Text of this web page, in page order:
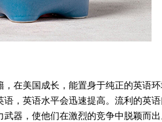
在美国成长，能置身于纯正的英语环
，英语水平会迅速提高。流利的英
器，使他们在激烈的竞争中脱颖而出